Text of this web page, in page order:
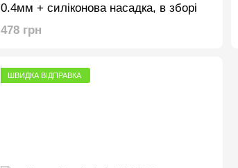
0.4мм + силіконова насадка, в зборі
478 грн
ШВИДКА ВІДПРАВКА